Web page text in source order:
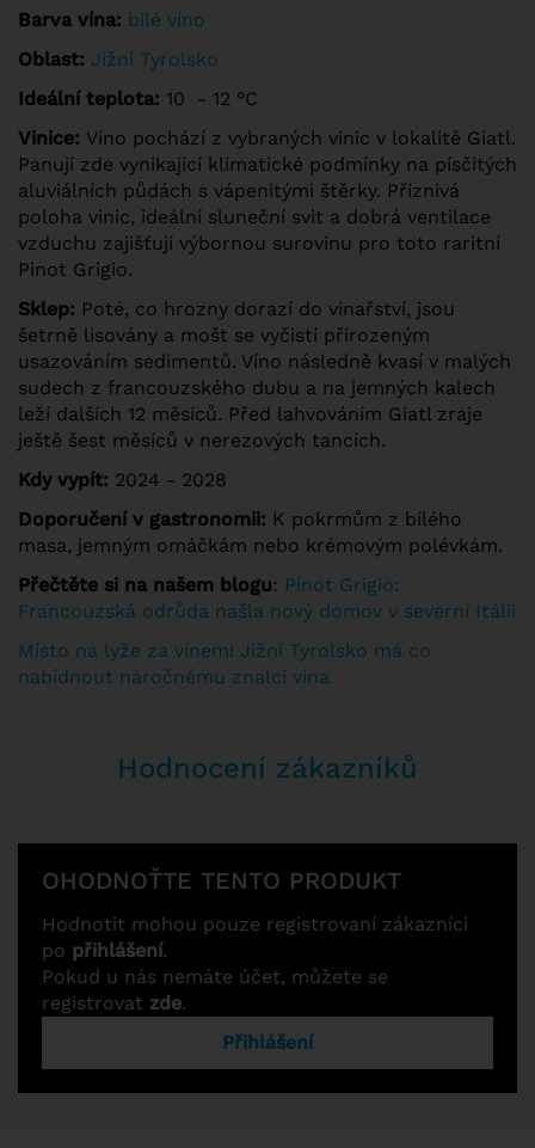
Barva vína: bílé víno
Oblast: Jižní Tyrolsko
Ideální teplota: 10 - 12 °C
Vinice: Víno pochází z vybraných vinic v lokalitě Giatl.
Panují zde vynikající klimatické podmínky na písčitých
aluviálních půdách s vápenitými štěrky. Příznivá
poloha vinic, ideální sluneční svit a dobrá ventilace
vzduchu zajišťují výbornou surovinu pro toto raritní
Pinot Grigio.
Sklep: Poté, co hrozny dorazí do vinařství, jsou
šetrně lisovány a mošt se vyčistí přirozeným
usazováním sedimentů. Víno následně kvasí v malých
sudech z francouzského dubu a na jemných kalech
leží dalších 12 měsíců. Před lahvováním Giatl zraje
ještě šest měsíců v nerezových tancích.
Kdy vypít: 2024 - 2028
Doporučení v gastronomii: K pokrmům z bílého
masa, jemným omáčkám nebo krémovým polévkám.
Přečtěte si na našem blogu: Pinot Grigio:
Francouzská odrůda našla nový domov v severní Itálii
Místo na lyže za vínem! Jižní Tyrolsko má co
nabídnout náročnému znalci vína
Hodnocení zákazníků
OHODNOŤTE TENTO PRODUKT
Hodnotit mohou pouze registrovaní zákazníci
po přihlášení.
Pokud u nás nemáte účet, můžete se
registrovat zde.
Přihlášení